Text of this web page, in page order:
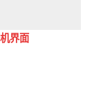
界面